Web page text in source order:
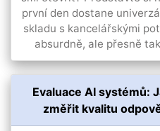
první den dostane
skladu s kancelářskými
absurdně, ale přesně
Evaluace AI systémů:
změřit kvalitu